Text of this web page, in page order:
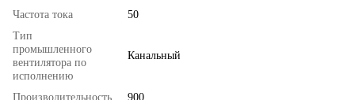
Частота тока
50
Тип
промышленного
вентилятора по
исполнению
Канальный
Производительность 900